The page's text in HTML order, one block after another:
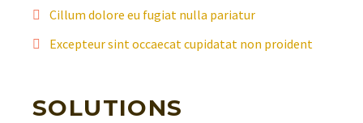
Cillum dolore eu fugiat nulla pariatur
Excepteur sint occaecat cupidatat non proident
SOLUTIONS